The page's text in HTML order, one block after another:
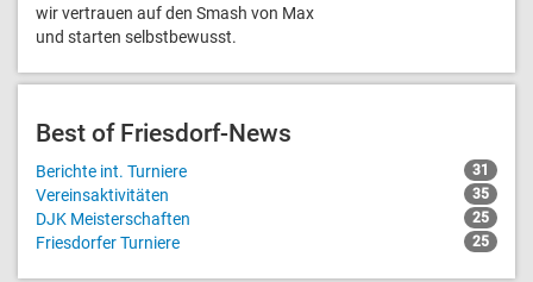
wir vertrauen auf den Smash von Max
und starten selbstbewusst.
Best of Friesdorf-News
Berichte int. Turniere 31
Vereinsaktivitäten 35
DJK Meisterschaften 25
Friesdorfer Turniere 25